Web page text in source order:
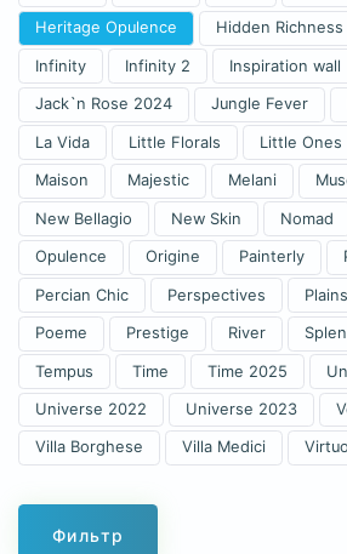
Heritage Opulence Hidden Richness
Infinity Infinity 2 Inspiration wall
Jack`n Rose 2024 Jungle Fever
La Vida Little Florals Little Ones
Maison Majestic Melani
New Bellagio New Skin Nomad
Opulence Origine Painterly
Percian Chic Perspectives
Poeme Prestige River
Tempus Time Time 2025
Universe 2022 Universe 2023
Villa Borghese Villa Medici
Фильтр